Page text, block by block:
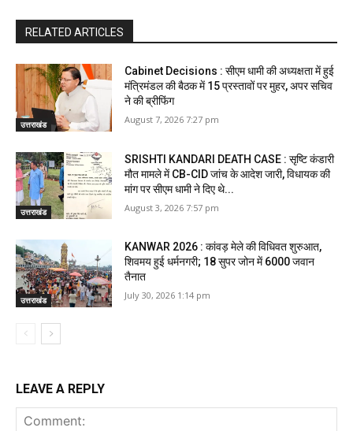
RELATED ARTICLES
उत्तराखंड
Cabinet Decisions : सीएम धामी की अध्यक्षता में हुई
मंत्रिमंडल की बैठक में 15 प्रस्तावों पर मुहर, अपर सचिव
ने की ब्रीफिंग
August 7, 2026 7:27 pm
उत्तराखंड
SRISHTI KANDARI DEATH CASE : सृष्टि कंडारी
मौत मामले में CB-CID जांच के आदेश जारी, विधायक की
मांग पर सीएम धामी ने दिए थे...
August 3, 2026 7:57 pm
उत्तराखंड
KANWAR 2026 : कांवड़ मेले की विधिवत शुरुआत,
शिवमय हुई धर्मनगरी; 18 सुपर जोन में 6000 जवान
तैनात
July 30, 2026 1:14 pm
LEAVE A REPLY